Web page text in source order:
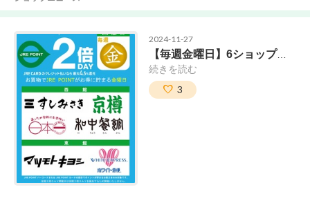
2024-11-27
【毎週金曜日】6ショップ限定 JRE POINT2倍
続きを読む
3